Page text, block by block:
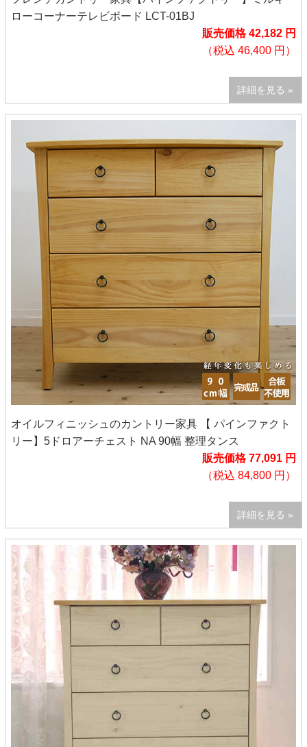
ローコーナーテレビボード LCT-01BJ
販売価格 42,182 円
（税込 46,400 円）
詳細を見る »
オイルフィニッシュのカントリー家具 【 パインファクト
リー】5ドロアーチェスト NA 90幅 整理タンス
販売価格 77,091 円
（税込 84,800 円）
詳細を見る »